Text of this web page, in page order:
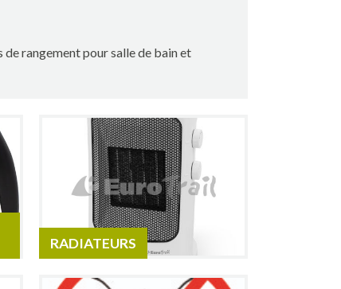
de rangement pour salle de bain et
RADIATEURS